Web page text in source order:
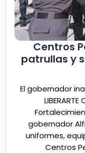
Centros
patrullas y
El gobernador
gobernador
uniformes,
Centros